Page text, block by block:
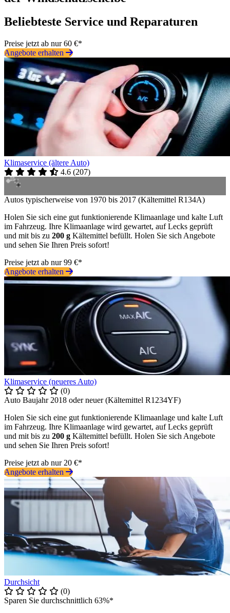
Beliebteste Service und Reparaturen
Preise jetzt ab nur 60 €*
Angebote erhalten
Klimaservice (ältere Auto)
4.6 (207)
Autos typischerweise von 1970 bis 2017 (Kältemittel R134A)
Holen Sie sich eine gut funktionierende Klimaanlage und kalte Luft
im Fahrzeug. Ihre Klimaanlage wird gewartet, auf Lecks geprüft
und mit bis zu 200 g Kältemittel befüllt. Holen Sie sich Angebote
und sehen Sie Ihren Preis sofort!
Preise jetzt ab nur 99 €*
Angebote erhalten
Klimaservice (neueres Auto)
(0)
Auto Baujahr 2018 oder neuer (Kältemittel R1234YF)
Holen Sie sich eine gut funktionierende Klimaanlage und kalte Luft
im Fahrzeug. Ihre Klimaanlage wird gewartet, auf Lecks geprüft
und mit bis zu 200 g Kältemittel befüllt. Holen Sie sich Angebote
und sehen Sie Ihren Preis sofort!
Preise jetzt ab nur 20 €*
Angebote erhalten
Durchsicht
(0)
Sparen Sie durchschnittlich 63%*